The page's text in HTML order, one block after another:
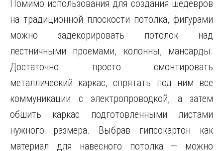
Помимо использования для создания шедевров
на традиционной плоскости потолка, фигурами
можно задекорировать потолок над
лестничными проемами, колонны, мансарды.
Достаточно просто смонтировать
металлический каркас, спрятать под ним все
коммуникации с электропроводкой, а затем
обшить каркас подготовленными листами
нужного размера. Выбрав гипсокартон как
материал для навесного потолка — можно